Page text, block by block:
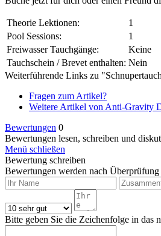
Theorie Lektionen:
1
Pool Sessions:
1
Freiwasser Tauchgänge:
Keine
Tauchschein / Brevet enthalten: Nein
Weiterführende Links zu
Fragen zum Artikel?
Weitere Artikel von Anti-Gravity
Bewertungen 0
Bewertungen lesen, schreiben und
Menü schließen
Bewertung schreiben
Bewertungen werden nach Überprüfung
Bitte geben Sie die Zeichenfolge in das